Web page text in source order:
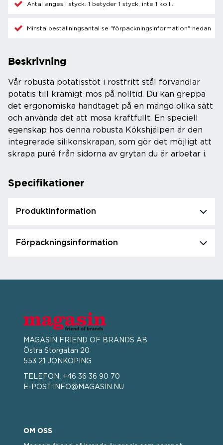
Antal anges i styck. 1 betyder 1 styck, inte 1 kolli.
Minsta beställningsantal se "förpackningsinformation" nedan
Beskrivning
Vår robusta potatisstöt i rostfritt stål förvandlar
potatis till krämigt mos på nolltid. Du kan greppa
det ergonomiska handtaget på en mängd olika sätt
och använda det att mosa kraftfullt. En speciell
egenskap hos denna robusta Kökshjälpen är den
integrerade silikonskrapan, som gör det möjligt att
skrapa puré från sidorna av grytan du är arbetar i.
Specifikationer
Produktinformation
Förpackningsinformation
MAGASIN FRIEND OF BRANDS AB
Östra Storgatan 20
553 21 JÖNKÖPING
TELEFON: +46 36 36 90 70
E-POST: INFO@MAGASIN.NU
OM OSS